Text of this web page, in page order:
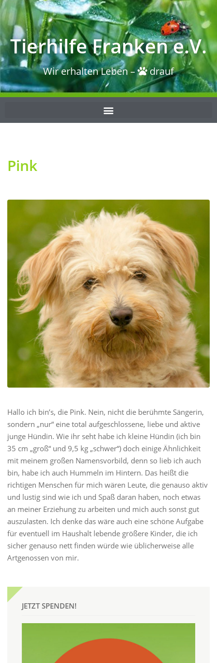
Tierhilfe Franken e.V.
Wir erhalten Leben – drauf
Pink
Hallo ich bin’s, die Pink. Nein, nicht die berühmte Sängerin,
sondern „nur“ eine total aufgeschlossene, liebe und aktive
junge Hündin. Wie ihr seht habe ich kleine Hündin (ich bin
35 cm „groß“ und 9,5 kg „schwer“) doch einige Ähnlichkeit
mit meinem großen Namensvorbild, denn so lieb ich auch
bin, habe ich auch Hummeln im Hintern. Das heißt die
richtigen Menschen für mich wären Leute, die genauso aktiv
und lustig sind wie ich und Spaß daran haben, noch etwas
an meiner Erziehung zu arbeiten und mich auch sonst gut
auszulasten. Ich denke das wäre auch eine schöne Aufgabe
für eventuell im Haushalt lebende größere Kinder, die ich
sicher genauso nett finden würde wie üblicherweise alle
Artgenossen von mir.
JETZT SPENDEN!